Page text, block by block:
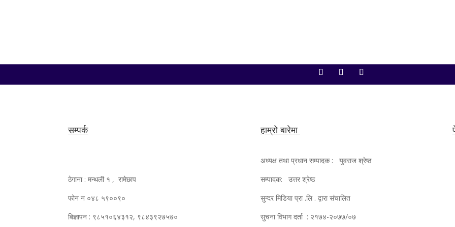
सम्पर्क
ठेगाना : मन्थली १ , रामेछाप
फोन न ०४८ ५९००९०
बिज्ञापन : ९८५१०६४३१२, ९८४३९२७५७०
हाम्रो बारेमा
अध्यक्ष तथा प्रधान सम्पादक : युवराज श्रेष्ठ
सम्पादक: उत्तर श्रेष्ठ
सुन्दर मिडिया प्रा .लि . द्वारा संचालित
सुचना विभाग दर्ता : २१७४-२०७७/०७